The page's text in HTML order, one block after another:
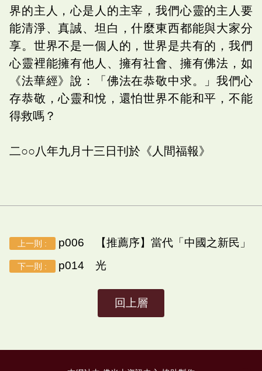
界的主人，心是人的主宰，我們心靈的主人要
能清淨、真誠、坦白，什麼東西都能與大家分
享。世界不是一個人的，世界是共有的，我們
心靈裡能擁有他人、擁有社會、擁有佛法，如
《法華經》說：「佛法在恭敬中求。」我們心
存恭敬，心靈和悅，還怕世界不能和平，不能
得救嗎？
二○○八年九月十三日刊於《人間福報》
上一則 : p006 【推薦序】當代「中國之新民」
下一則 : p014 光
回上層